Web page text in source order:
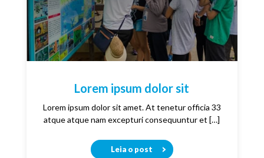
Lorem ipsum dolor sit
Lorem ipsum dolor sit amet. At tenetur officia 33
atque atque nam excepturi consequuntur et […]
Leia o post